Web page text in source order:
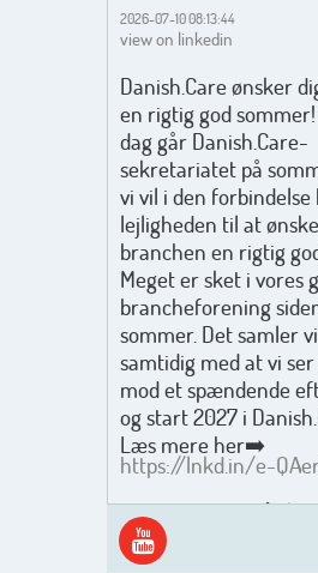
2026-07-10 08:13:44
view on linkedin
Danish.Care ønsker
en rigtig god
dag går Danish.Care-
sekretariatet på
vi vil i den
lejligheden til at
branchen en rigtig
Meget er sket i vores
brancheforening
sommer. Det samler
samtidig med at vi
mod et spændende
og start 2027 i
Læs mere her➡️
https://lnkd.in/e-
Men inden det går løs
spændende og aktivt
efterårsæson, så går